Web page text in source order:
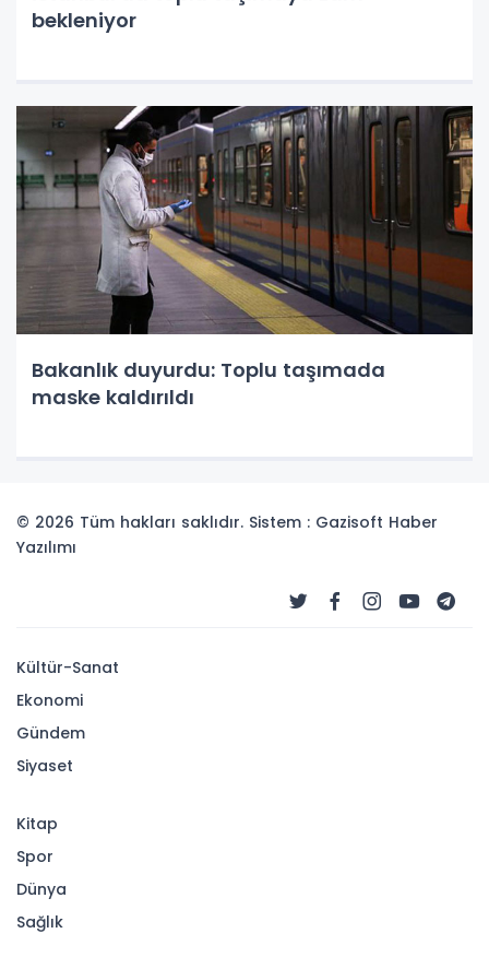
bekleniyor
Bakanlık duyurdu: Toplu taşımada
maske kaldırıldı
© 2026 Tüm hakları saklıdır. Sistem : Gazisoft Haber
Yazılımı
Kültür-Sanat
Ekonomi
Gündem
Siyaset
Kitap
Spor
Dünya
Sağlık